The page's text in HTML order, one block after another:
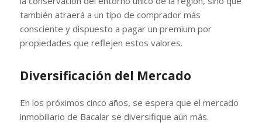
también atraerá a un tipo de comprador más
consciente y dispuesto a pagar un premium por
propiedades que reflejen estos valores.
Diversificación del Mercado
En los próximos cinco años, se espera que el mercado
inmobiliario de Bacalar se diversifique aún más.